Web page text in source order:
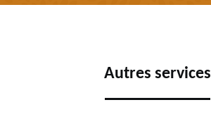
Autres services